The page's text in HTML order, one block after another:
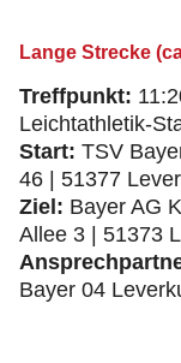
Lange Strecke
Treffpunkt:
Leichtathletik-
Start: TSV
46 | 51377
Ziel: Bayer AG
Allee 3 | 51373
Bayer 04